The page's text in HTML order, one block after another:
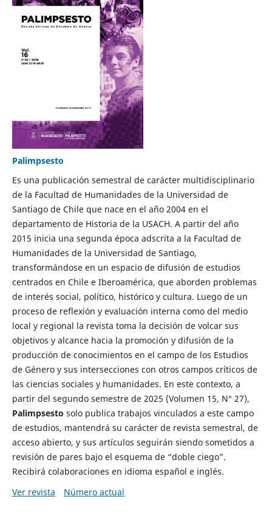
Palimpsesto
Es una publicación semestral de carácter multidisciplinario
de la Facultad de Humanidades de la Universidad de
Santiago de Chile que nace en el año 2004 en el
departamento de Historia de la USACH. A partir del año
2015 inicia una segunda época adscrita a la Facultad de
Humanidades de la Universidad de Santiago,
transformándose en un espacio de difusión de estudios
centrados en Chile e Iberoamérica, que aborden problemas
de interés social, político, histórico y cultura. Luego de un
proceso de reflexión y evaluación interna como del medio
local y regional la revista toma la decisión de volcar sus
objetivos y alcance hacia la promoción y difusión de la
producción de conocimientos en el campo de los Estudios
de Género y sus intersecciones con otros campos críticos de
las ciencias sociales y humanidades. En este contexto, a
partir del segundo semestre de 2025 (Volumen 15, N° 27),
Palimpsesto solo publica trabajos vinculados a este campo
de estudios, mantendrá su carácter de revista semestral, de
acceso abierto, y sus artículos seguirán siendo sometidos a
revisión de pares bajo el esquema de “doble ciego”.
Recibirá colaboraciones en idioma español e inglés.
Ver revista
Número actual